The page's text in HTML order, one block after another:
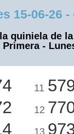
06-26 -
quiniela de
-
11
12
13